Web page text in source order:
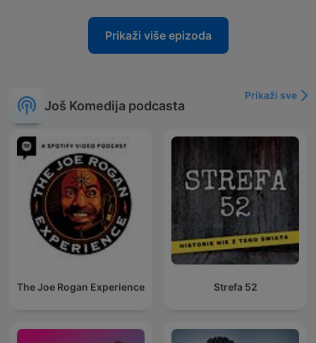
Prikaži više epizoda
Još Komedija podcasta
Prikaži sve
The Joe Rogan Experience Strefa 52